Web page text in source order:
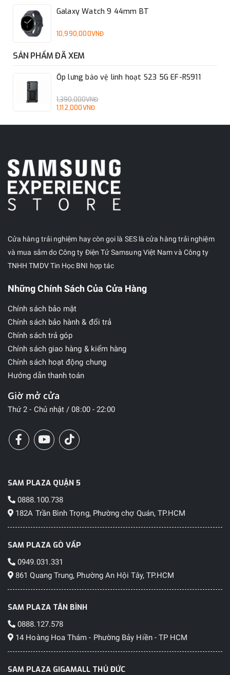
Galaxy Watch 9 44mm BT
10,990,000VNĐ
SẢN PHẨM ĐÃ XEM
Ốp lưng bảo vệ linh hoạt S23 5G EF-RS911
1,390,000VNĐ
1,112,000VNĐ
Cửa hàng trải nghiệm hay còn gọi là SES là cửa hàng trải nghiệm
và mua sắm do Công ty Điện Tử Samsung Việt Nam và Công ty
TNHH TMDV Tin Học BNI hợp tác
Những Chính Sách Của Cửa Hàng
Chính sách bảo mật
Chính sách bảo hành & đổi trả
Chính sách trả góp
Chính sách giao hàng & kiểm hàng
Chính sách hoạt động chung
Hướng dẫn thanh toán
Giờ mở cửa
Thứ 2 - Chủ nhật / 08:00 - 22:00
SAM PLAZA QUẬN 5
0888.100.738
182A Trần Bình Trọng, Phường chợ Quán, TP.HCM
SAM PLAZA GÒ VẤP
0949.031.331
861 Quang Trung, Phường An Hội Tây, TP.HCM
SAM PLAZA TÂN BÌNH
0888.127.578
14 Hoàng Hoa Thám - Phường Bảy Hiền - TP HCM
SAM PLAZA GIGAMALL THỦ ĐỨC